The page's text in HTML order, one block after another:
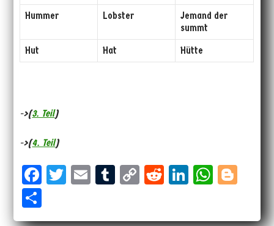
Hummer Lobster
Jemand der
summt
Hut
Hat Hütte
->(3. Teil)
->(4. Teil)
Fa T
E
Tu Co Re Li
W
ar